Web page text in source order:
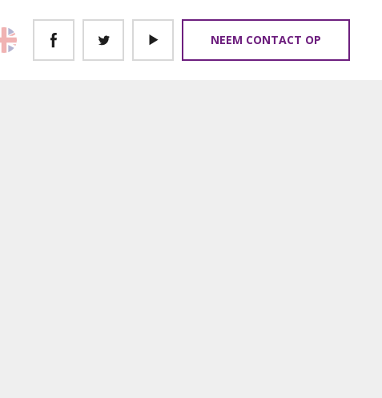
NEEM CONTACT OP